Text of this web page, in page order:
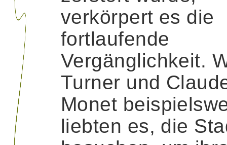
verkörpert es die
fortlaufende
Vergänglichkeit.
Turner und
Monet
liebten es, die